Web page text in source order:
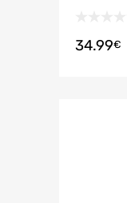
34.99€